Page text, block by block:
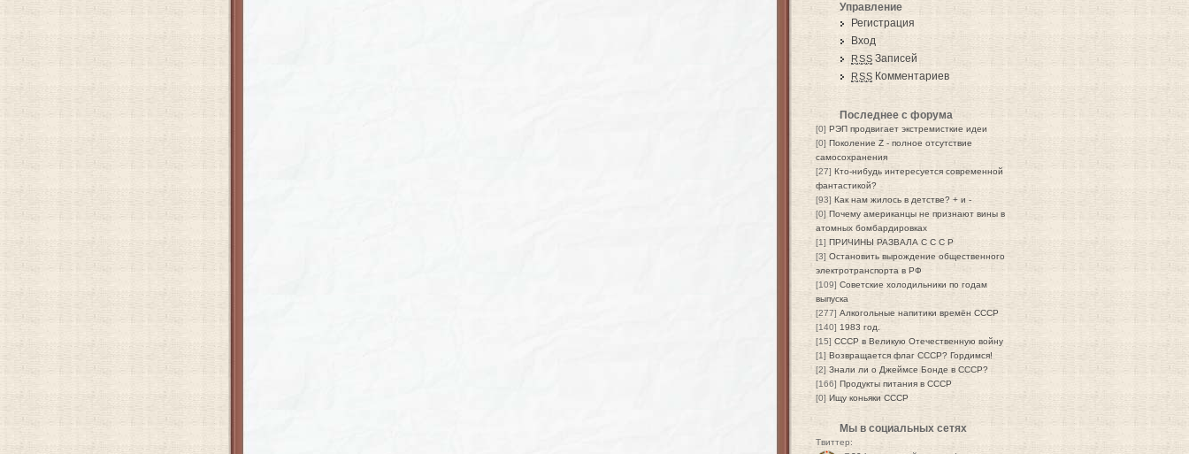
Управление
Регистрация
Вход
RSS Записей
RSS Комментариев
Последнее с форума
[0] РЭП продвигает экстремисткие идеи
[0] Поколение Z - полное отсутствие
самосохранения
[27] Кто-нибудь интересуется современной
фантастикой?
[93] Как нам жилось в детстве? + и -
[0] Почему американцы не признают вины в
атомных бомбардировках
[1] ПРИЧИНЫ РАЗВАЛА С С С Р
[3] Остановить вырождение общественного
электротранспорта в РФ
[109] Советские холодильники по годам
выпуска
[277] Алкогольные напитики времён СССР
[140] 1983 год.
[15] СССР в Великую Отечественную войну
[1] Возвращается флаг СССР? Гордимся!
[2] Знали ли о Джеймсе Бонде в СССР?
[166] Продукты питания в СССР
[0] Ищу коньяки СССР
Мы в социальных сетях
Твиттер: